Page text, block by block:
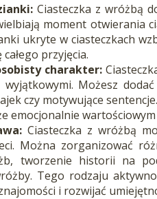
Ciasteczka z wróżbą
moment otwierania
ukryte w ciasteczkach
przyjęcia.
charakter:
Możesz
czy motywujące
emocjonalnie
Ciasteczka z wróżbą
Można zorganizować
tworzenie historii na
Tego rodzaju
i rozwijać